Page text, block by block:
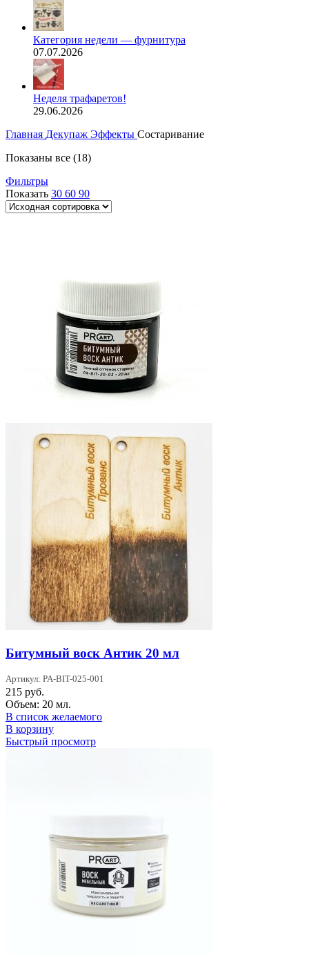
Категория недели — фурнитура
07.07.2026
Неделя трафаретов!
29.06.2026
Главная Декупаж Эффекты Состаривание
Показаны все (18)
Фильтры
Показать 30 60 90
Битумный воск Антик 20 мл
Артикул: PA-BIT-025-001
215 руб.
Объем: 20 мл.
В список желаемого
В корзину
Быстрый просмотр